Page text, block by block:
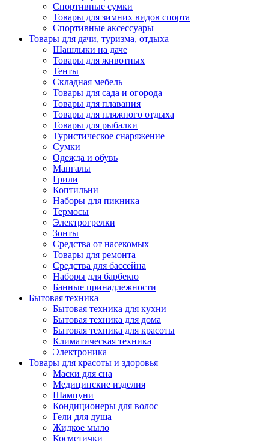
Спортивные сумки
Товары для зимних видов спорта
Спортивные аксессуары
Товары для дачи, туризма, отдыха
Шашлыки на даче
Товары для животных
Тенты
Складная мебель
Товары для сада и огорода
Товары для плавания
Товары для пляжного отдыха
Товары для рыбалки
Туристическое снаряжение
Сумки
Одежда и обувь
Мангалы
Грили
Коптильни
Наборы для пикника
Термосы
Электрогрелки
Зонты
Средства от насекомых
Товары для ремонта
Средства для бассейна
Наборы для барбекю
Банные принадлежности
Бытовая техника
Бытовая техника для кухни
Бытовая техника для дома
Бытовая техника для красоты
Климатическая техника
Электроника
Товары для красоты и здоровья
Маски для сна
Медицинские изделия
Шампуни
Кондиционеры для волос
Гели для душа
Жидкое мыло
Косметички